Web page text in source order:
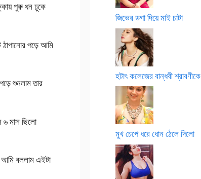
পুরু ধন ঢুকে
পড়ে আমি
শুনলাম তার
৬ মাস ছিলো
আমি বললাম এইটা
জিভের ডগা দিয়ে মাই চাটা
হটাৎ কলেজের বান্ধবী শ্রাবণীকে
মুখ চেপে ধরে ধোন ঠেলে দিলো